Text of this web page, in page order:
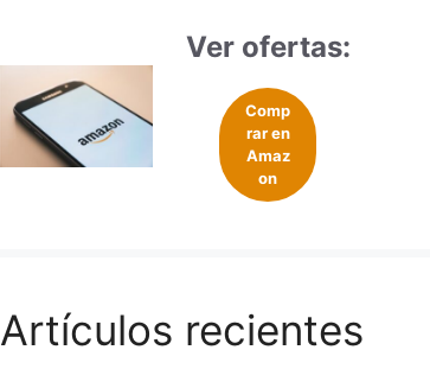
Ver ofertas:
Comp
rar en
Amaz
on
Artículos recientes